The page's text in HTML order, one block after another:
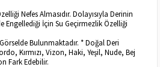
Nefes Almasıdır. Dolayısıyla Derinin
Engellediği İçin Su Geçirmezlik Özelliği
Bulunmaktadır. * Doğal Deri
Kırmızı, Vizon, Haki, Yeşil, Nude, Bej
Fark Edebilir.